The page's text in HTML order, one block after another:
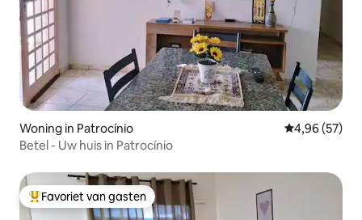
Woning in Patrocínio Gemiddelde
4,96 (57)
Betel - Uw huis in Patrocínio
Topfavoriet van gasten
Favoriet van gasten